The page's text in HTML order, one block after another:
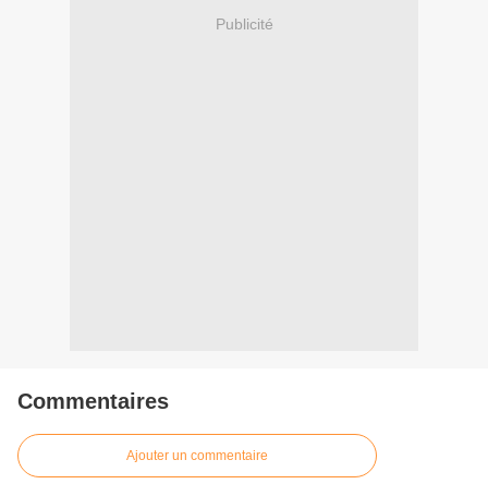
Publicité
Commentaires
Ajouter un commentaire